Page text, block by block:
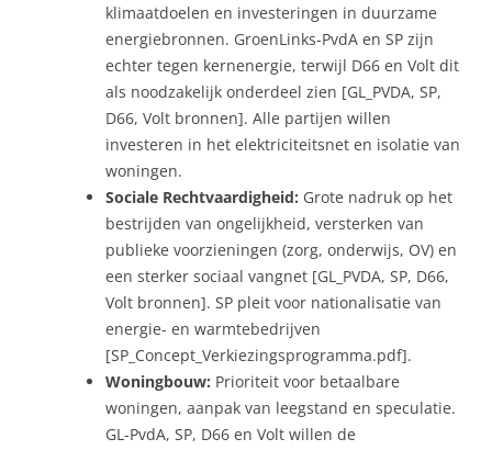
klimaatdoelen en investeringen in duurzame
energiebronnen. GroenLinks-PvdA en SP zijn
echter tegen kernenergie, terwijl D66 en Volt dit
als noodzakelijk onderdeel zien [GL_PVDA, SP,
D66, Volt bronnen]. Alle partijen willen
investeren in het elektriciteitsnet en isolatie van
woningen.
Sociale Rechtvaardigheid: Grote nadruk op het
bestrijden van ongelijkheid, versterken van
publieke voorzieningen (zorg, onderwijs, OV) en
een sterker sociaal vangnet [GL_PVDA, SP, D66,
Volt bronnen]. SP pleit voor nationalisatie van
energie- en warmtebedrijven
[SP_Concept_Verkiezingsprogramma.pdf].
Woningbouw: Prioriteit voor betaalbare
woningen, aanpak van leegstand en speculatie.
GL-PvdA, SP, D66 en Volt willen de